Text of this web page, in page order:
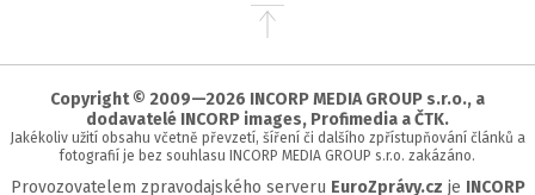
Přejít
stránky
Copyright © 2009—2026 INCORP MEDIA GROUP s.r.o., a
dodavatelé INCORP images, Profimedia a ČTK.
Jakékoliv užití obsahu včetně převzetí, šíření či dalšího zpřístupňování článků a
fotografií je bez souhlasu INCORP MEDIA GROUP s.r.o. zakázáno.
Provozovatelem zpravodajského serveru EuroZprávy.cz je INCORP